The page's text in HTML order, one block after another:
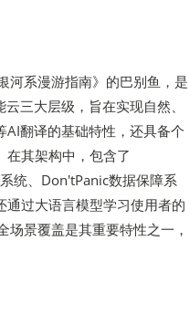
河系漫游指南》的巴别鱼，是
三大层级，旨在实现自然、
翻译的基础特性，还具备个
在其架构中，包含了
统、Don'tPanic数据保障系
通过大语言模型学习使用者的
景覆盖是其重要特性之一，